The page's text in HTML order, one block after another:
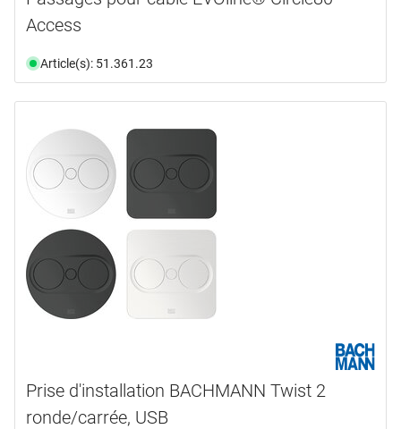
Access
Article(s): 51.361.23
Prise d'installation BACHMANN Twist 2
ronde/carrée, USB